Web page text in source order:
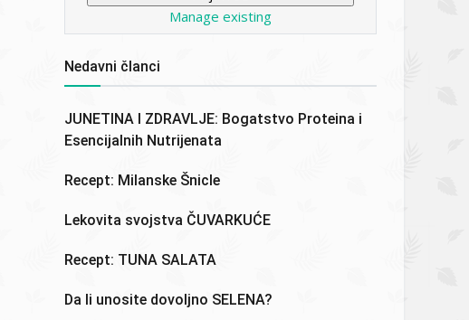
Manage existing
Nedavni članci
JUNETINA I ZDRAVLJE: Bogatstvo Proteina i
Esencijalnih Nutrijenata
Recept: Milanske Šnicle
Lekovita svojstva ČUVARKUĆE
Recept: TUNA SALATA
Da li unosite dovoljno SELENA?